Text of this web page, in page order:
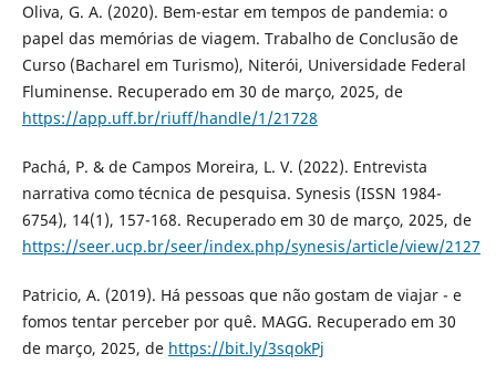
Oliva, G. A. (2020). Bem-estar em tempos de pandemia: o
papel das memórias de viagem. Trabalho de Conclusão de
Curso (Bacharel em Turismo), Niterói, Universidade Federal
Fluminense. Recuperado em 30 de março, 2025, de
https://app.uff.br/riuff/handle/1/21728
Pachá, P. & de Campos Moreira, L. V. (2022). Entrevista
narrativa como técnica de pesquisa. Synesis (ISSN 1984-
6754), 14(1), 157-168. Recuperado em 30 de março, 2025, de
https://seer.ucp.br/seer/index.php/synesis/article/view/2127
Patricio, A. (2019). Há pessoas que não gostam de viajar - e
fomos tentar perceber por quê. MAGG. Recuperado em 30
de março, 2025, de https://bit.ly/3sqokPj